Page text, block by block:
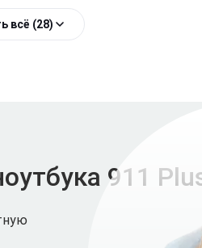
всё (28)
911